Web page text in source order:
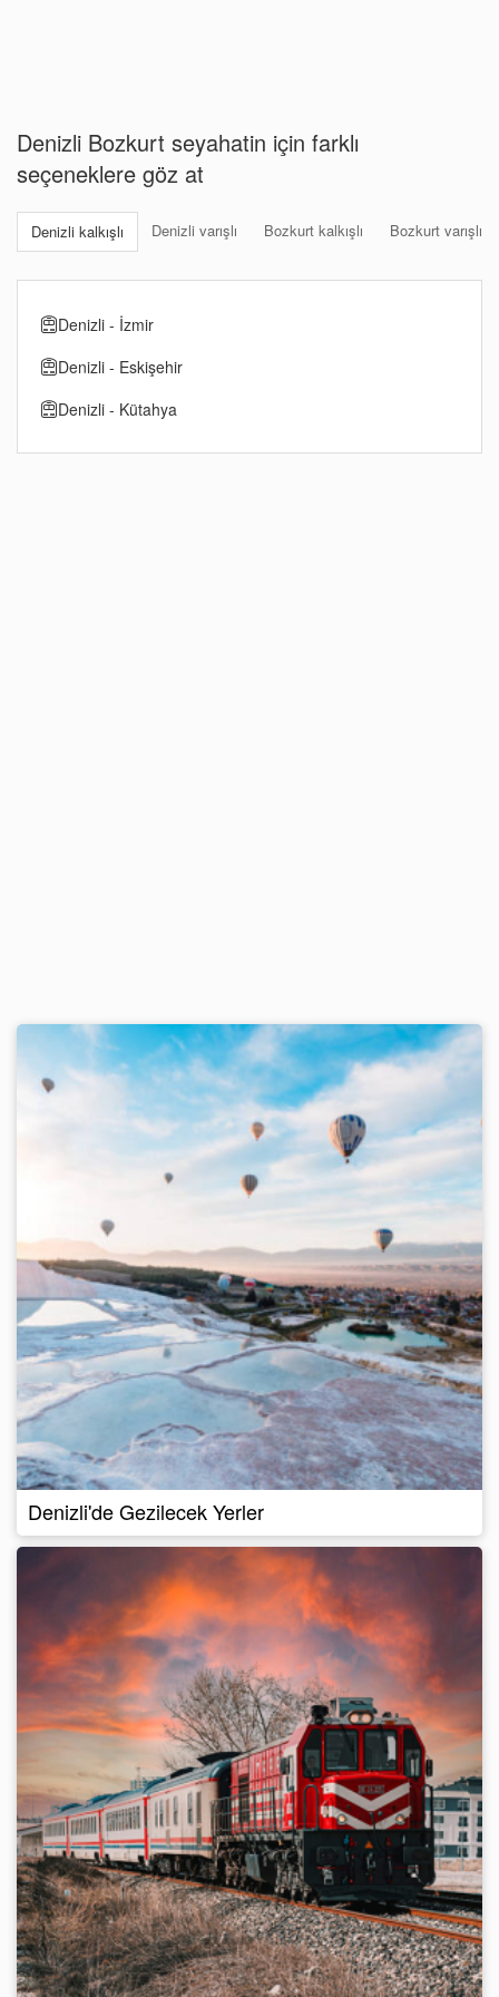
Denizli Bozkurt seyahatin için farklı
seçeneklere göz at
Denizli kalkışlı Denizli varışlı Bozkurt kalkışlı Bozkurt varışlı
Denizli - İzmir
Denizli - Eskişehir
Denizli - Kütahya
Denizli'de Gezilecek Yerler